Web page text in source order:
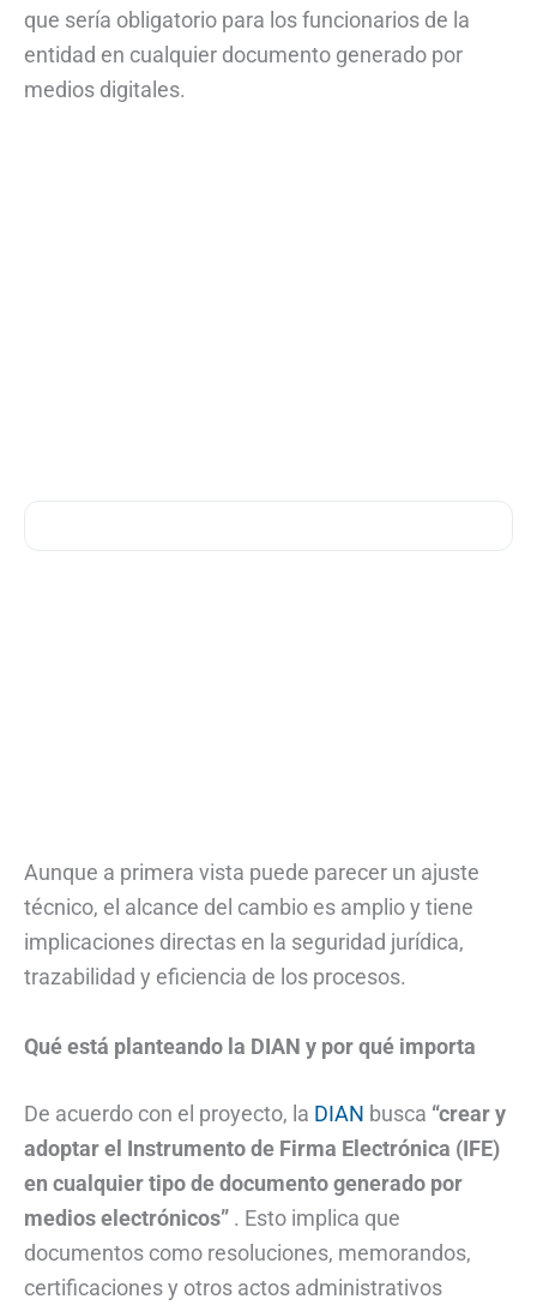
que sería obligatorio para los funcionarios de la
entidad en cualquier documento generado por
medios digitales.
Aunque a primera vista puede parecer un ajuste
técnico, el alcance del cambio es amplio y tiene
implicaciones directas en la seguridad jurídica,
trazabilidad y eficiencia de los procesos.
Qué está planteando la DIAN y por qué importa
De acuerdo con el proyecto, la DIAN busca “crear y
adoptar el Instrumento de Firma Electrónica (IFE)
en cualquier tipo de documento generado por
medios electrónicos” . Esto implica que
documentos como resoluciones, memorandos,
certificaciones y otros actos administrativos